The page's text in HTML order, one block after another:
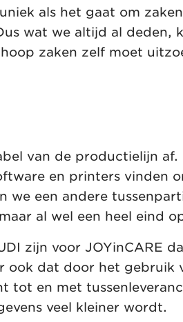
als het gaat om
wat we altijd al deden,
zaken zelf moet
van de productielijn af.
en printers vinden
we een andere
al wel een heel eind
zijn voor JOYinCARE
ook dat door het gebruik
tot en met
veel kleiner wordt.